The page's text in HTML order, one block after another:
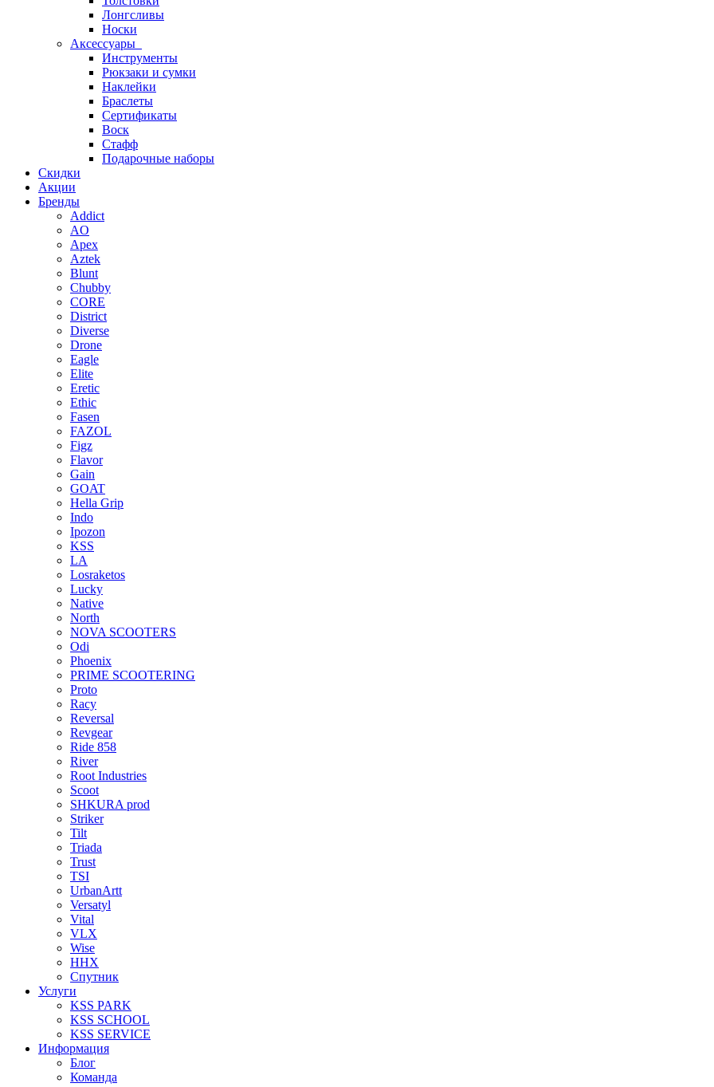
Лонгсливы
Носки
Аксессуары
Инструменты
Рюкзаки и сумки
Наклейки
Браслеты
Сертификаты
Воск
Стафф
Подарочные наборы
Скидки
Акции
Бренды
Addict
AO
Apex
Aztek
Blunt
Chubby
CORE
District
Diverse
Drone
Eagle
Elite
Eretic
Ethic
Fasen
FAZOL
Figz
Flavor
Gain
GOAT
Hella Grip
Indo
Ipozon
KSS
LA
Losraketos
Lucky
Native
North
NOVA SCOOTERS
Odi
Phoenix
PRIME SCOOTERING
Proto
Racy
Reversal
Revgear
Ride 858
River
Root Industries
Scoot
SHKURA рrоd
Striker
Tilt
Triada
Trust
TSI
UrbanArtt
Versatyl
Vital
VLX
Wise
ННХ
Спутник
Услуги
KSS PARK
KSS SCHOOL
KSS SERVICE
Информация
Блог
Команда